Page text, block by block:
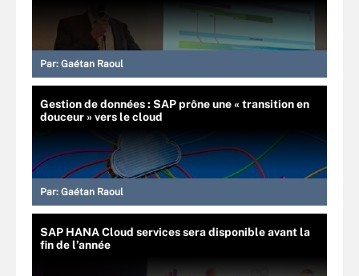
Par: Gaétan Raoul
Gestion de données : SAP prône une « transition en
douceur » vers le cloud
Par: Gaétan Raoul
SAP HANA Cloud services sera disponible avant la
fin de l’année